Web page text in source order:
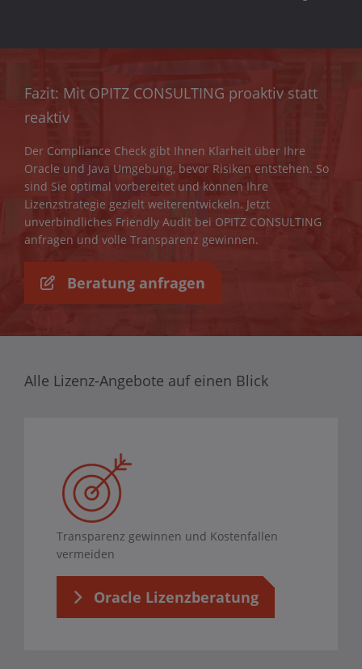
Fazit: Mit OPITZ CONSULTING proaktiv statt
reaktiv
Der Compliance Check gibt Ihnen Klarheit über Ihre
Oracle und Java Umgebung, bevor Risiken entstehen. So
sind Sie optimal vorbereitet und können Ihre
Lizenzstrategie gezielt weiterentwickeln. Jetzt
unverbindliches Friendly Audit bei OPITZ CONSULTING
anfragen und volle Transparenz gewinnen.
Beratung anfragen
Alle Lizenz-Angebote auf einen Blick
Transparenz gewinnen und Kostenfallen
vermeiden
Oracle Lizenzberatung